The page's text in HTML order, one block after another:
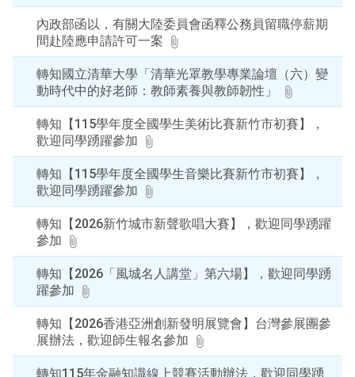
內政部函以，有關大陸委員會函釋公務員留職停薪期
間赴陸應申請許可一案
轉知國立清華大學「清華光罩教學專業論壇（六）變
動時代中的好老師：教師素養與教師韌性」
轉知【115學年度全國學生美術比賽新竹市初賽】，
歡迎同學踴躍參加
轉知【115學年度全國學生音樂比賽新竹市初賽】，
歡迎同學踴躍參加
轉知【2026新竹城市新聲歌唱大賽】，歡迎同學踴躍
參加
轉知【2026「風城名人講堂」第六場】，歡迎同學踴
躍參加
轉知【2026香港亞洲創新發明展覽會】台灣參展團參
展辦法，歡迎師生報名參加
轉知115年金融知識線上競賽活動辦法，歡迎同學踴